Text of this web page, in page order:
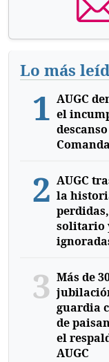
Lo más
1 AUGC
el
2 AUGC
la
solitario
3 Más de
guardia
de
el
AUGC